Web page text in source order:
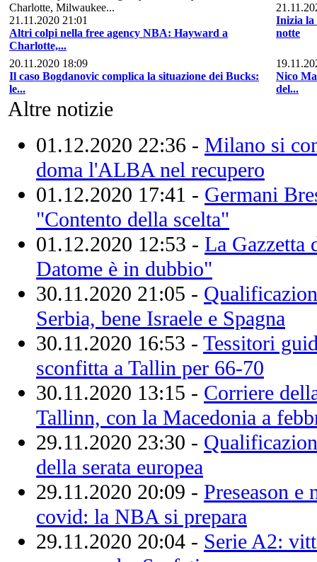
21.11.2020 21:01
Altri colpi nella free agency NBA: Hayward a
Charlotte,...
Inizia la
notte
20.11.2020 18:09
Il caso Bogdanovic complica la situazione dei Bucks:
le...
Nico
del...
Altre notizie
01.12.2020 22:36 - Milano si
doma l'ALBA nel recupero
01.12.2020 17:41 - Germani
"Contento della scelta"
01.12.2020 12:53 - La
Datome è in dubbio"
30.11.2020 21:05 -
Serbia, bene Israele e Spagna
30.11.2020 16:53 - Tessitori
sconfitta a Tallin per 66-70
30.11.2020 13:15 - Corriere
Tallinn, con la Macedonia a
29.11.2020 23:30 -
della serata europea
29.11.2020 20:09 - Preseason
covid: la NBA si prepara
29.11.2020 20:04 - Serie A2: